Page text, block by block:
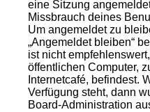
eine Sitzung
Missbrauch deines
Um angemeldet zu
„Angemeldet bleiben“
ist nicht
öffentlichen Computer,
Internetcafé, befindest.
Verfügung steht, dann
Board-Administration